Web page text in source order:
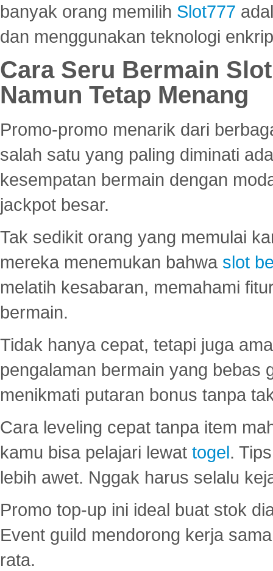
banyak orang memilih Slot777
dan menggunakan teknologi
Cara Seru Bermain
Namun Tetap Menang
Promo-promo menarik dari
salah satu yang paling diminati
kesempatan bermain dengan
jackpot besar.
Tak sedikit orang yang memulai
mereka menemukan bahwa slot
melatih kesabaran, memahami
bermain.
Tidak hanya cepat, tetapi juga
pengalaman bermain yang bebas
menikmati putaran bonus tanpa
Cara leveling cepat tanpa item
kamu bisa pelajari lewat togel.
lebih awet. Nggak harus selalu
Promo top-up ini ideal buat stok
Event guild mendorong kerja
rata.